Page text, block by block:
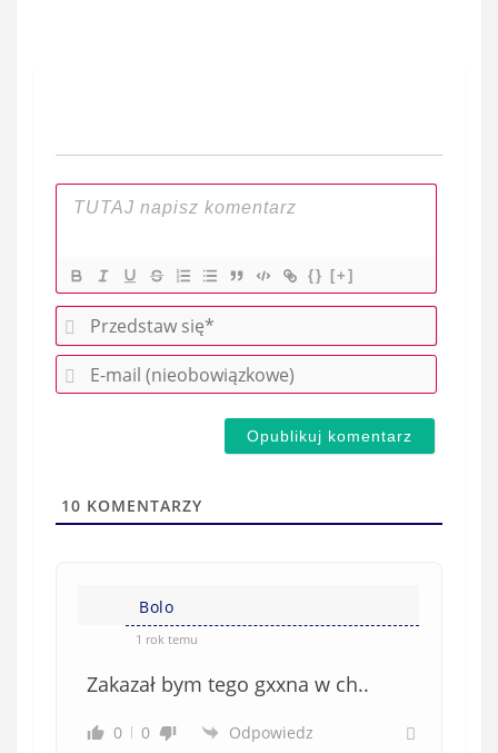
{} [+]
P
r
e
w
E
-
(
10 KOMENTARZY
Bolo
1 rok temu
Zakazał bym tego gxxna w ch..
0 0 Odpowiedz